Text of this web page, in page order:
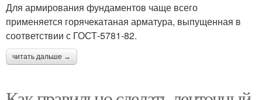
Для армирования фундаментов чаще всего
применяется горячекатаная арматура, выпущенная в
соответствии с ГОСТ-5781-82.
читать дальше →